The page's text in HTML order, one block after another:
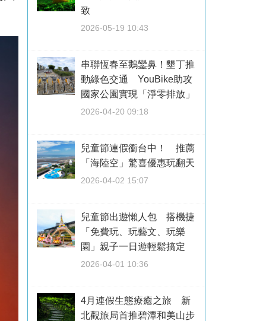
致
2026-05-19 10:43
串聯恆春至鵝鑾鼻！墾丁推
動綠色交通 YouBike助攻
國家公園實現「淨零排放」
2026-04-20 09:18
兒童節連假衝台中！ 推薦
「海陸空」驚喜優惠玩翻天
2026-04-02 15:07
兒童節出遊懶人包 搭機捷
「免費玩、玩藝文、玩樂
園」親子一日遊輕鬆搞定
2026-04-01 10:36
4月連假生態療癒之旅 新
北觀旅局首推碧潭和美山步